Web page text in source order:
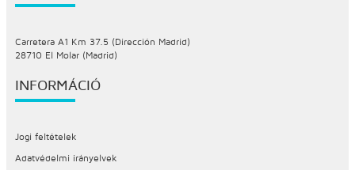
Carretera A1 Km 37.5 (Dirección Madrid)
28710 El Molar (Madrid)
INFORMÁCIÓ
Jogi feltételek
Adatvédelmi irányelvek